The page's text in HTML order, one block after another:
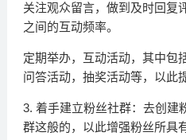
关注观众留言，做到及时回复
之间的互动频率。
定期举办，互动活动，其中包
问答活动，抽奖活动等，以此
3. 着手建立粉丝社群：去创建
群这般的，以此增强粉丝所具